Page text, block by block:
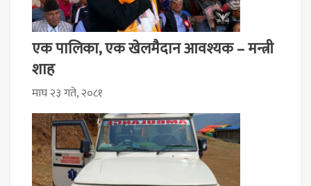
एक पालिका, एक खेलमैदान आवश्यक – मन्त्री
शाह
माघ २३ गते, २०८१